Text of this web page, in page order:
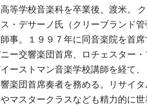
等学校音楽科を卒業後、渡米。
・デサーノ氏（クリーブランド管
事。１９９７年に同音楽院を首席
ー交響楽団首席、ロチェスター
ーストマン音楽学校講師を経て、
楽団首席奏者を務める。リサイタ
マスタークラスなども精力的に